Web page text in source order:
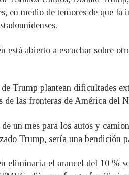
en medio de temores de que
está abierto a escuchar sobre
Trump plantean dificultades
de las fronteras de América del
un mes para los autos y
Trump, sería una bendición
eliminaría el arancel del 10 %